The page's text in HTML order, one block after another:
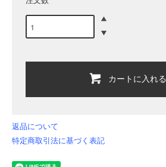
カートに入れる
返品について
特定商取引法に基づく表記